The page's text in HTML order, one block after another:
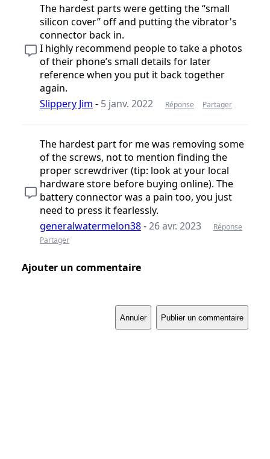
The hardest parts were getting the “small
silicon cover” off and putting the vibrator's
connector back in.
I highly recommend people to take a photos
of their phone’s small details for later
reference when you put it back together
again.
Slippery Jim - 5 janv. 2022 Réponse Partager
The hardest part for me was removing some
of the screws, not to mention finding the
proper screwdriver (tip: look at your local
hardware store before buying online). The
battery connector was a pain too, you just
need to press it fearlessly.
generalwatermelon38-26 avr. 2023
Réponse
Partager
Ajouter un commentaire
Annuler Publier un commentaire